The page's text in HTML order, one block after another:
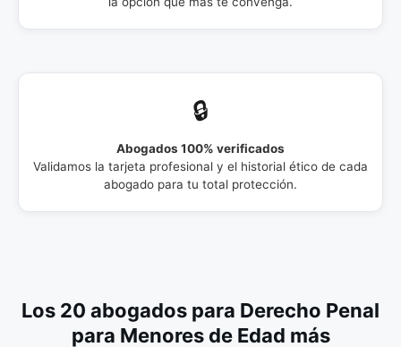
🔒
Abogados 100% verificados
Validamos la tarjeta profesional y el historial ético de cada
abogado para tu total protección.
Los 20 abogados para Derecho Penal
para Menores de Edad más